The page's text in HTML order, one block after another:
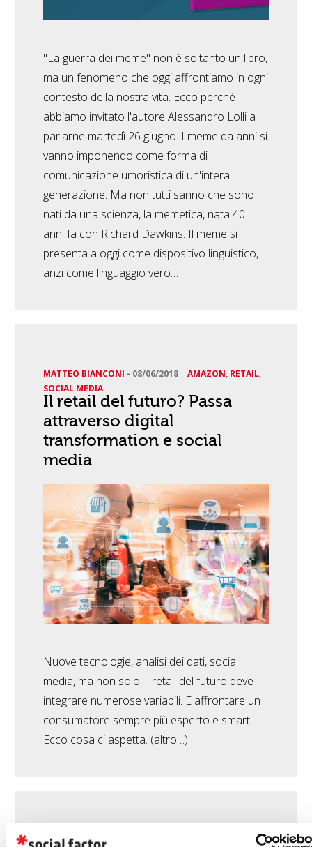
"La guerra dei meme" non è soltanto un libro,
ma un fenomeno che oggi affrontiamo in ogni
contesto della nostra vita. Ecco perché
abbiamo invitato l'autore Alessandro Lolli a
parlarne martedì 26 giugno. I meme da anni si
vanno imponendo come forma di
comunicazione umoristica di un'intera
generazione. Ma non tutti sanno che sono
nati da una scienza, la memetica, nata 40
anni fa con Richard Dawkins. Il meme si
presenta a oggi come dispositivo linguistico,
anzi come linguaggio vero…
MATTEO BIANCONI - 08/06/2018 AMAZON, RETAIL,
SOCIAL MEDIA
Il retail del futuro? Passa
attraverso digital
transformation e social
media
Nuove tecnologie, analisi dei dati, social
media, ma non solo: il retail del futuro deve
integrare numerose variabili. E affrontare un
consumatore sempre più esperto e smart.
Ecco cosa ci aspetta. (altro…)
MATTEO BIANCONI